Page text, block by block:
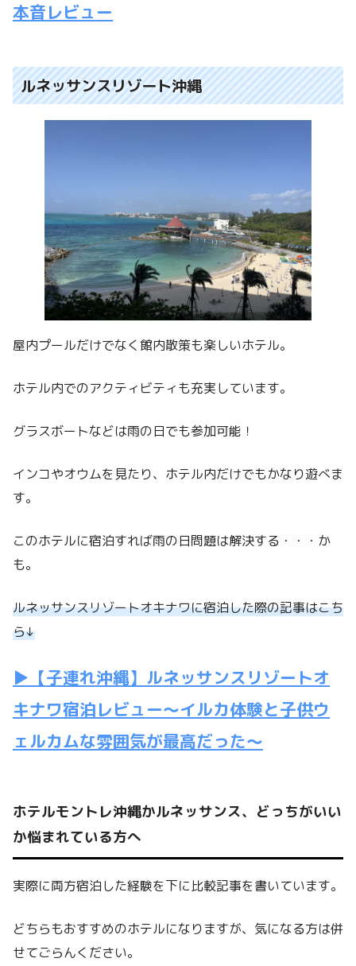
本音レビュー
ルネッサンスリゾート沖縄
屋内プールだけでなく館内散策も楽しいホテル。
ホテル内でのアクティビティも充実しています。
グラスボートなどは雨の日でも参加可能！
インコやオウムを見たり、ホテル内だけでもかなり遊べま
す。
このホテルに宿泊すれば雨の日問題は解決する・・・か
も。
ルネッサンスリゾートオキナワに宿泊した際の記事はこち
ら↓
▶【子連れ沖縄】ルネッサンスリゾートオ
キナワ宿泊レビュー～イルカ体験と子供ウ
ェルカムな雰囲気が最高だった～
ホテルモントレ沖縄かルネッサンス、どっちがいい
か悩まれている方へ
実際に両方宿泊した経験を下に比較記事を書いています。
どちらもおすすめのホテルになりますが、気になる方は併
せてごらんください。